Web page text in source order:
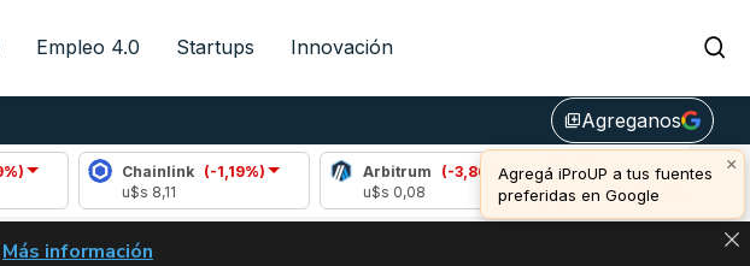
Empleo 4.0 Startups Innovación
library_addAgreganos
×
Agregá iProUP a tus fuentes
preferidas en Google
Chainlink (-1,19%)
Arbitrum (-3,86%)
u$s 0,08
Bitcoin (1,09%)
u$s 64.743,00
VUELVE EL CARRY TRADE DE BITCOIN Y ESTA SEÑAL DEFINE LOS PRECIOS DE
Más información